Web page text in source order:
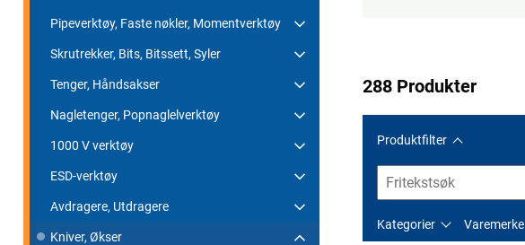
Pipeverktøy, Faste nøkler, Momentverktøy
Skrutrekker, Bits, Bitssett, Syler
Tenger, Håndsakser
Nagletenger, Popnaglelverktøy
1000 V verktøy
ESD-verktøy
Avdragere, Utdragere
Kniver, Økser
288 Produkter
Produktfilter
Kategorier Varemerke